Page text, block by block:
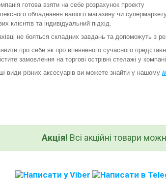
готова взяти на себе розрахунок проекту
обладнання вашого магазину чи
клієнтів та індивідуальний підхід.
не бояться складних завдань та допоможуть з
про себе як про впевненого сучасного
замовлення на торгові острівні стелажі у
види різних аксесуарів ви можете знайти у нашому
Акція! Всі акційні товари